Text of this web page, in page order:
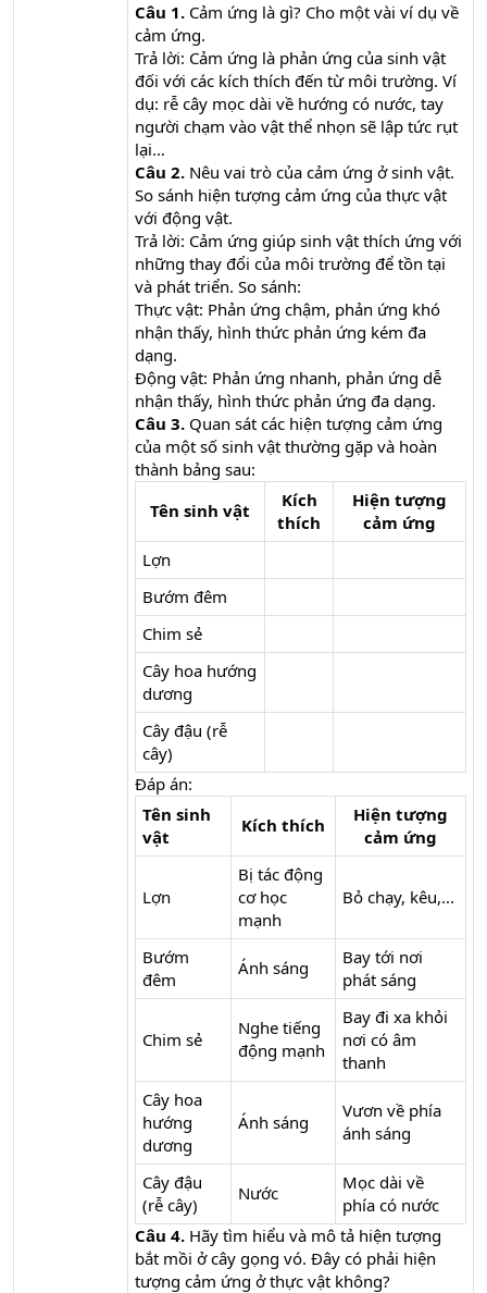
Câu 1. Cảm ứng là gì? Cho một vài ví dụ về
cảm ứng.
Trả lời: Cảm ứng là phản ứng của sinh vật
đối với các kích thích đến từ môi trường. Ví
dụ: rễ cây mọc dài về hướng có nước, tay
người chạm vào vật thể nhọn sẽ lập tức rụt
lại…
Câu 2. Nêu vai trò của cảm ứng ở sinh vật.
So sánh hiện tượng cảm ứng của thực vật
với động vật.
Trả lời: Cảm ứng giúp sinh vật thích ứng với
những thay đổi của môi trường để tồn tại
và phát triển. So sánh:
Thực vật: Phản ứng chậm, phản ứng khó
nhận thấy, hình thức phản ứng kém đa
dạng.
Động vật: Phản ứng nhanh, phản ứng dễ
nhận thấy, hình thức phản ứng đa dạng.
Câu 3. Quan sát các hiện tượng cảm ứng
của một số sinh vật thường gặp và hoàn
thành bảng sau:
Tên sinh vật
Kích
thích
Hiện tượng
cảm ứng
Lợn
Bướm đêm
Chim sẻ
Cây hoa hướng
dương
Cây đậu (rễ
cây)
Đáp án:
Tên sinh
vật
Kích thích
Hiện tượng
cảm ứng
Lợn
Bị tác động
cơ học
mạnh
Bỏ chạy, kêu,...
Bướm
đêm
Ánh sáng
Bay tới nơi
phát sáng
Chim sẻ
Nghe tiếng
động mạnh
Bay đi xa khỏi
nơi có âm
thanh
Cây hoa
hướng
dương
Ánh sáng
Vươn về phía
ánh sáng
Cây đậu
(rễ cây)
Nước
Mọc dài về
phía có nước
Câu 4. Hãy tìm hiểu và mô tả hiện tượng
bắt mồi ở cây gọng vó. Đây có phải hiện
tượng cảm ứng ở thực vật không?